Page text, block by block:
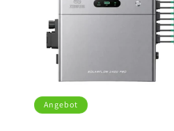
Angebot